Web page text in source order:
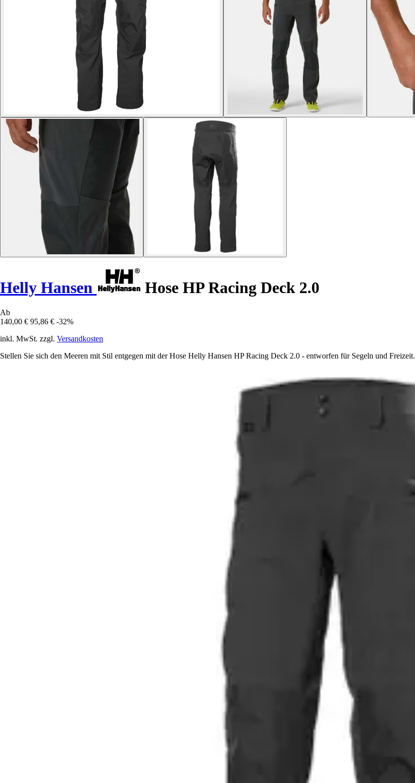
Helly Hansen Hose HP Racing Deck 2.0
Ab
140,00 € 95,86 € -32%
inkl. MwSt. zzgl. Versandkosten
Stellen Sie sich den Meeren mit Stil entgegen mit der Hose Helly Hansen HP Racing Deck 2.0 - entworfen für Segeln und Freizeit.